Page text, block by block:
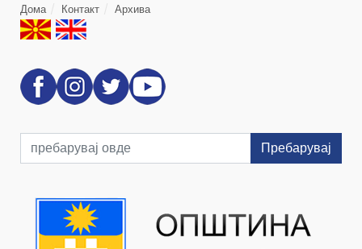
Дома Контакт Архива
Пребарувај